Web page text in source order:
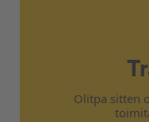
Olitpa sitten